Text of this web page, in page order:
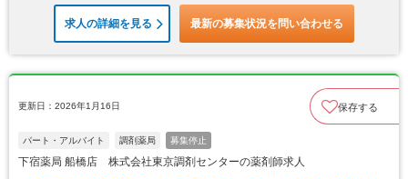
求人の詳細を見る 最新の募集状況を問い合わせる
更新日：2026年1月16日 保存する
パート・アルバイト 調剤薬局 募集停止
下宿薬局 船橋店 株式会社東京調剤センターの薬剤師求人